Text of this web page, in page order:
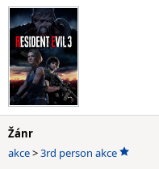
Žánr
akce>3rd person akce